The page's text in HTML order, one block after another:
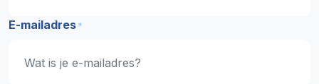
E-mailadres*